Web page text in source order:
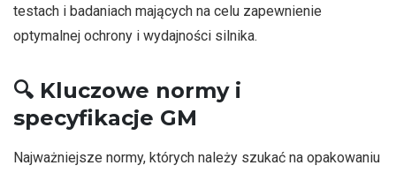
testach i badaniach mających na celu zapewnienie
optymalnej ochrony i wydajności silnika.
🔍 Kluczowe normy i
specyfikacje GM
Najważniejsze normy, których należy szukać na opakowaniu